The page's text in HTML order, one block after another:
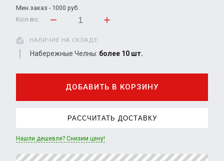
Мин.заказ - 1000 руб.
Кол-во:
НАЛИЧИЕ НА СКЛАДЕ:
Набережные Челны: более 10 шт.
ДОБАВИТЬ В КОРЗИНУ
РАССЧИТАТЬ ДОСТАВКУ
Нашли дешевле? Снизим цену!